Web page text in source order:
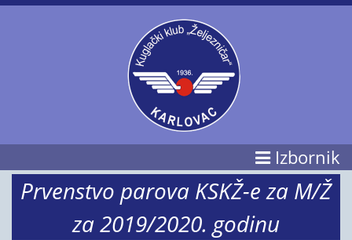
Izbornik
Prvenstvo parova KSKŽ-e za M/Ž
za 2019/2020. godinu